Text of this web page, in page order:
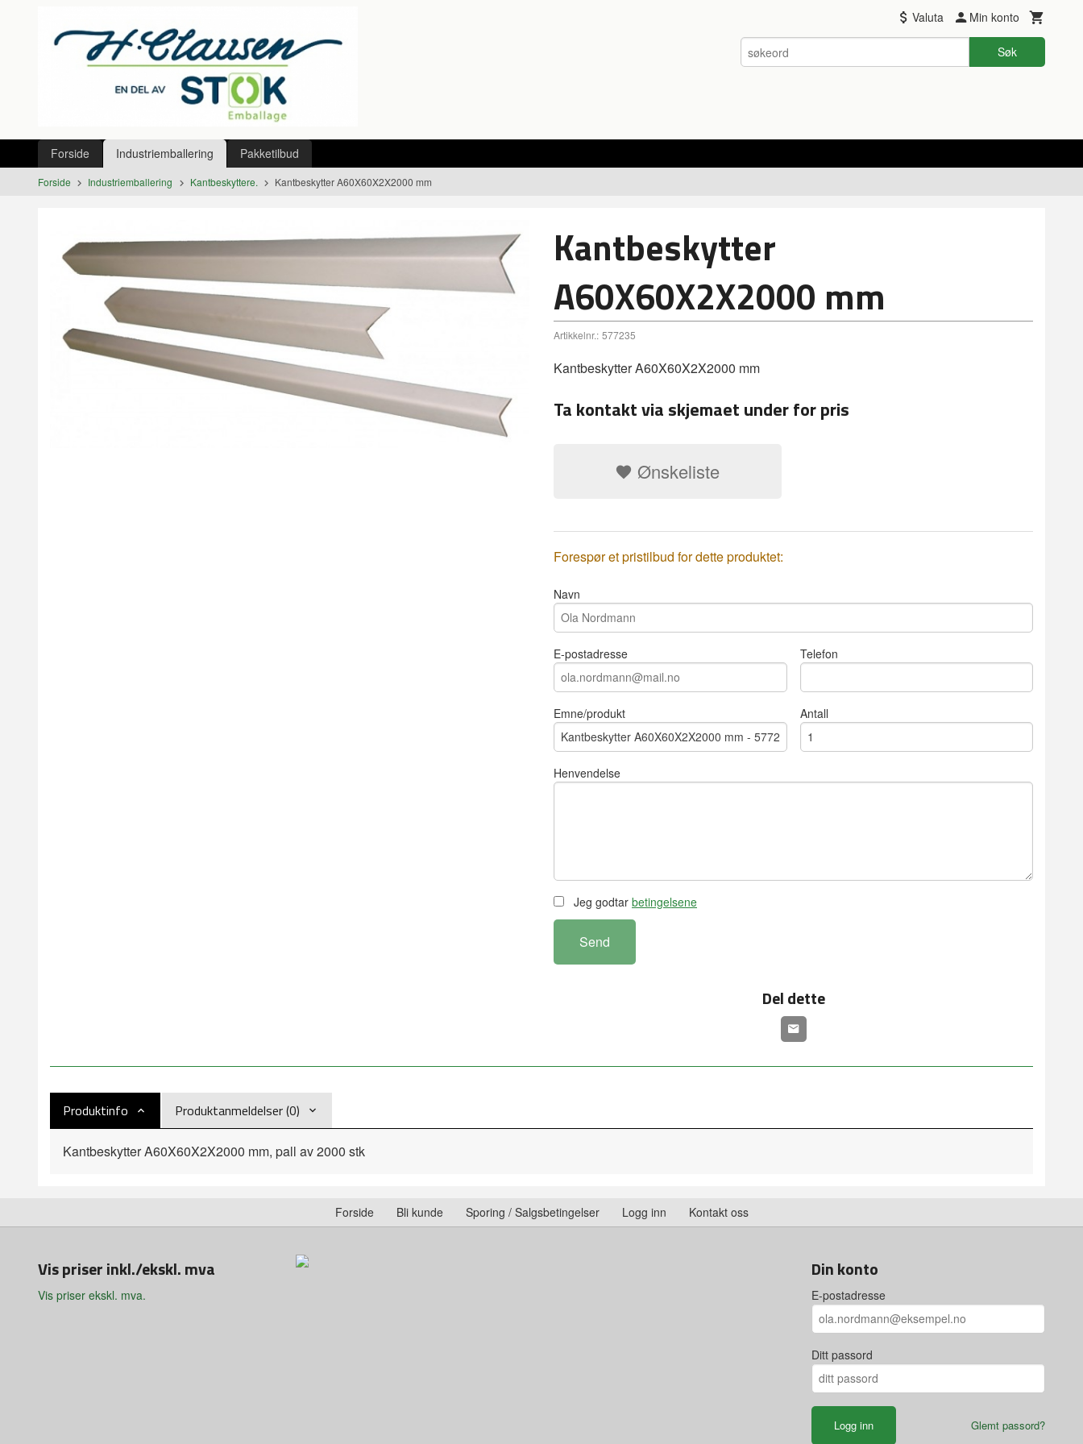
Valuta Min konto
Søk
Produkter
Forside Industriemballering Pakketilbud
Forside Industriemballering Kantbeskyttere. Kantbeskytter A60X60X2X2000 mm
Kantbeskytter
A60X60X2X2000 mm
Artikkelnr.: 577235
Kantbeskytter A60X60X2X2000 mm
Ta kontakt via skjemaet under for pris
Ønskeliste
Forespør et pristilbud for dette produktet:
Navn
E-postadresse Telefon
Emne/produkt Antall
Henvendelse
Jeg godtar betingelsene
Send
Del dette
Produktinfo Produktanmeldelser (0)
Kantbeskytter A60X60X2X2000 mm, pall av 2000 stk
Forside Bli kunde Sporing / Salgsbetingelser Logg inn Kontakt oss
Vis priser inkl./ekskl. mva
Vis priser ekskl. mva.
Din konto
E-postadresse
Ditt passord
Glemt passord?